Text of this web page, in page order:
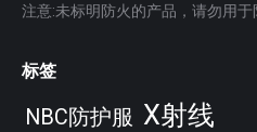
注意:未标明防火的产品，请勿用于
标签
NBC防护服 X射线